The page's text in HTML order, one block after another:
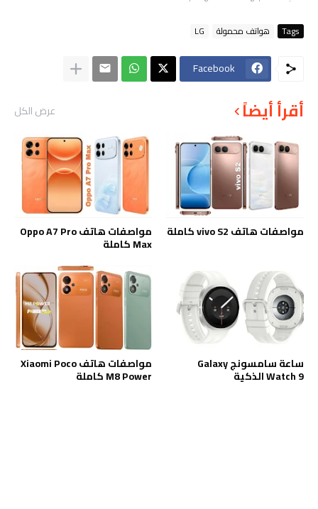
Tags هواتف محمولة LG
Facebook
أقرأ أيضاً عرض الكل
مواصفات هاتف vivo S2 كاملة مواصفات هاتف Oppo A7 Pro
Max كاملة
ساعة سامسونج Galaxy
Watch 9 الذكية
مواصفات هاتف Xiaomi Poco
M8 Power كاملة